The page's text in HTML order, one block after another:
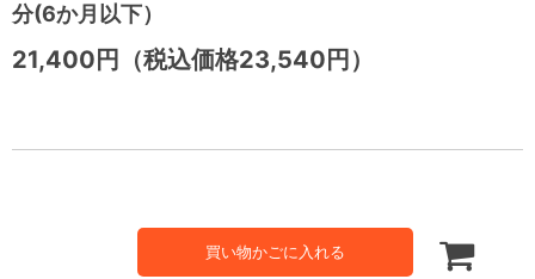
分(6か月以下）
21,400円（税込価格23,540円）
買い物かごに入れる